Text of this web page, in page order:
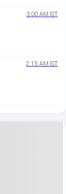
3:00 AM IST
2:15 AM IST